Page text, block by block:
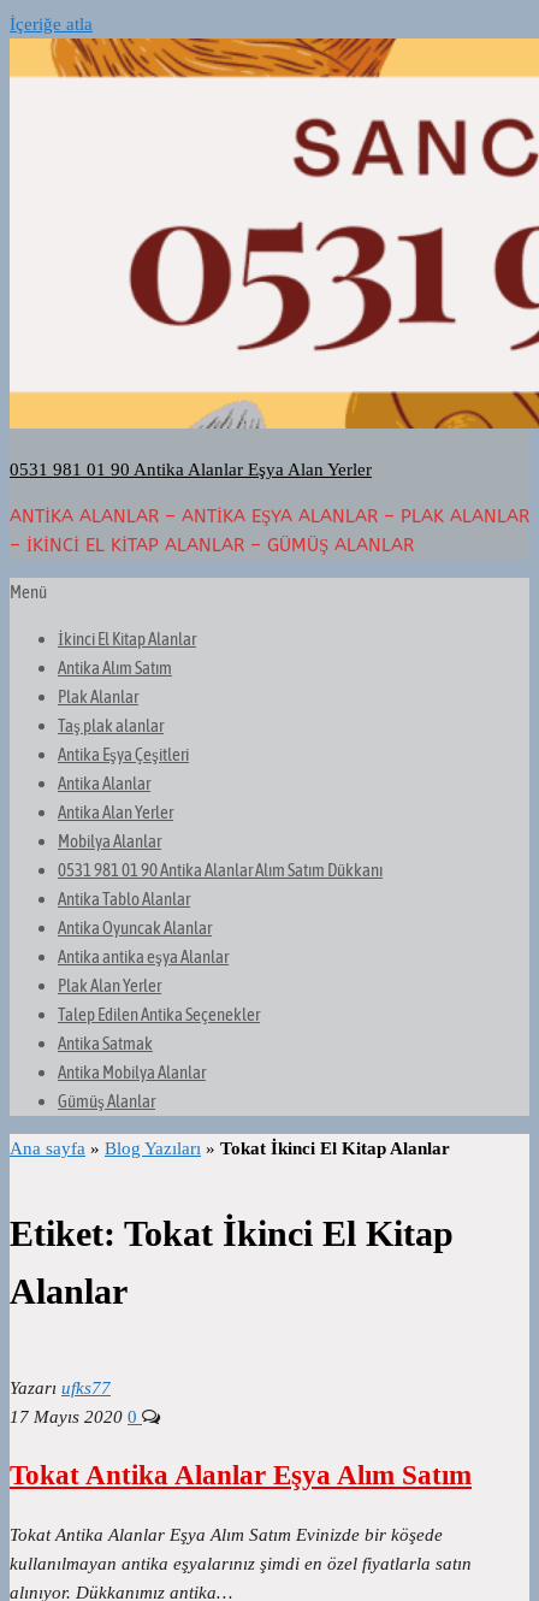
İçeriğe atla
0531 981 01 90 Antika Alanlar Eşya Alan Yerler
ANTIKA ALANLAR – ANTIKA EŞYA ALANLAR – PLAK ALANLAR
– İKINCI EL KITAP ALANLAR – GÜMÜŞ ALANLAR
Menü
İkinci El Kitap Alanlar
Antika Alım Satım
Plak Alanlar
Taş plak alanlar
Antika Eşya Çeşitleri
Antika Alanlar
Antika Alan Yerler
Mobilya Alanlar
0531 981 01 90 Antika Alanlar Alım Satım Dükkanı
Antika Tablo Alanlar
Antika Oyuncak Alanlar
Antika antika eşya Alanlar
Plak Alan Yerler
Talep Edilen Antika Seçenekler
Antika Satmak
Antika Mobilya Alanlar
Gümüş Alanlar
Ana sayfa » Blog Yazıları » Tokat İkinci El Kitap Alanlar
Etiket: Tokat İkinci El Kitap
Alanlar
Yazarı ufks77
17 Mayıs 2020 0
Tokat Antika Alanlar Eşya Alım Satım
Tokat Antika Alanlar Eşya Alım Satım Evinizde bir köşede
kullanılmayan antika eşyalarınız şimdi en özel fiyatlarla satın
alınıyor. Dükkanımız antika…